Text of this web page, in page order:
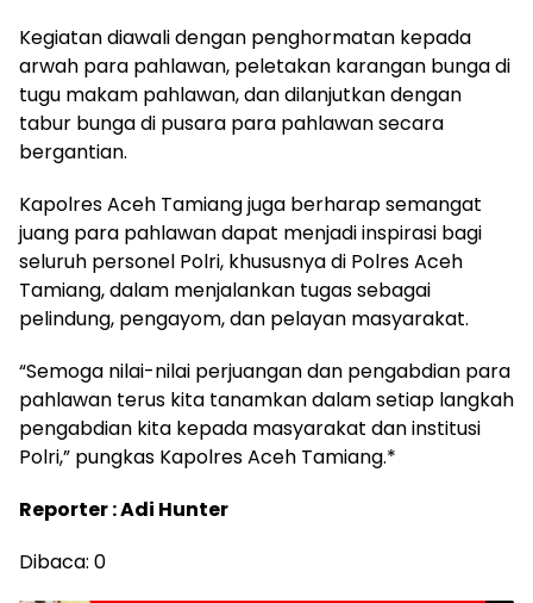
Kegiatan diawali dengan penghormatan kepada
arwah para pahlawan, peletakan karangan bunga di
tugu makam pahlawan, dan dilanjutkan dengan
tabur bunga di pusara para pahlawan secara
bergantian.
Kapolres Aceh Tamiang juga berharap semangat
juang para pahlawan dapat menjadi inspirasi bagi
seluruh personel Polri, khususnya di Polres Aceh
Tamiang, dalam menjalankan tugas sebagai
pelindung, pengayom, dan pelayan masyarakat.
“Semoga nilai-nilai perjuangan dan pengabdian para
pahlawan terus kita tanamkan dalam setiap langkah
pengabdian kita kepada masyarakat dan institusi
Polri,” pungkas Kapolres Aceh Tamiang.*
Reporter : Adi Hunter
Dibaca: 0